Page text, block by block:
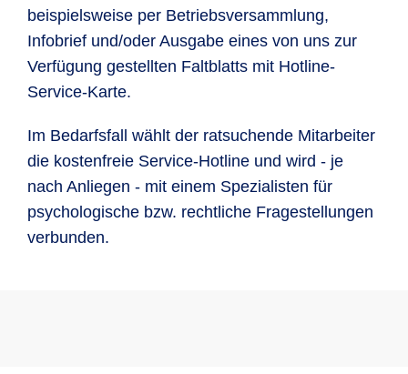
beispielsweise per Betriebsversammlung,
Infobrief und/oder Ausgabe eines von uns zur
Verfügung gestellten Faltblatts mit Hotline-
Service-Karte.
Im Bedarfsfall wählt der ratsuchende Mitarbeiter
die kostenfreie Service-Hotline und wird - je
nach Anliegen - mit einem Spezialisten für
psychologische bzw. rechtliche Fragestellungen
verbunden.